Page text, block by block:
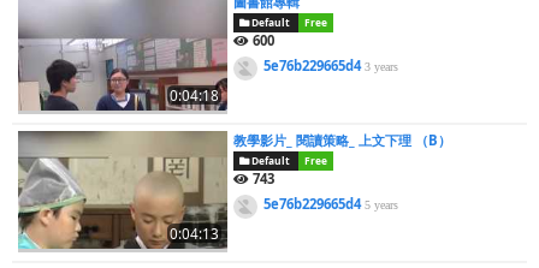
0:04:18
Default Free
600
5e76b229665d43 years
0:04:13
教學影片_ 閱讀策略_ 上文下理 （B）
Default Free
743
5e76b229665d45 years